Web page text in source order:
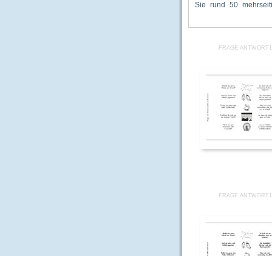
Sie rund 50
Frage- und
FRAGE
FRAGE